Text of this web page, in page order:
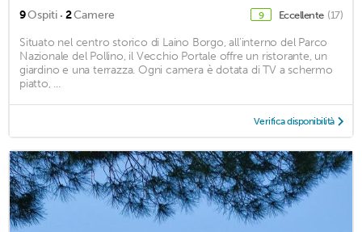
9Ospiti · 2Camere 9 Eccellente (17)
Situato nel centro storico di Laino Borgo, all'interno del Parco
Nazionale del Pollino, il Vecchio Portale offre un ristorante, un
giardino e una terrazza. Ogni camera è dotata di TV a schermo
piatto, ...
Verifica disponibilità